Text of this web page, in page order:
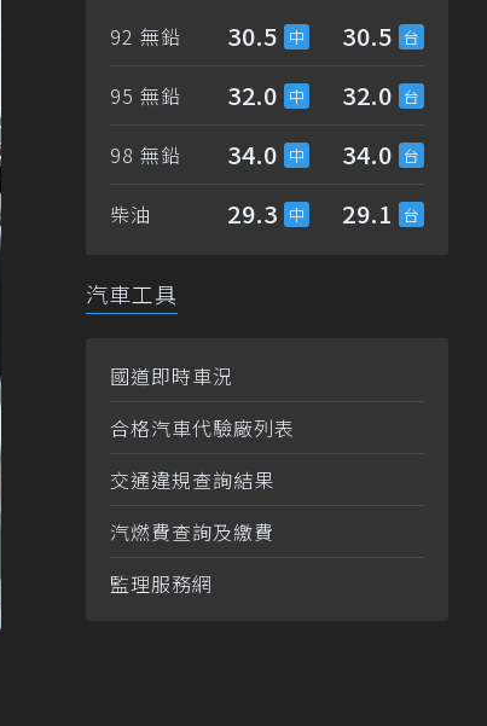
92 無鉛 30.5 30.5
95 無鉛 32.0 32.0
98 無鉛 34.0 34.0
柴油 29.3 29.1
汽車工具
國道即時車況
合格汽車代驗廠列表
交通違規查詢結果
汽燃費查詢及繳費
監理服務網